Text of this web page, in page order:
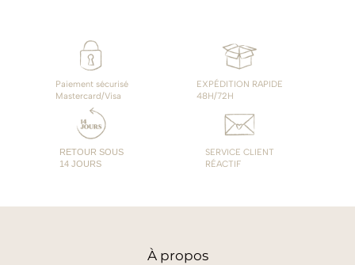
Paiement sécurisé
Mastercard/Visa
EXPÉDITION RAPIDE
48H/72H
RETOUR SOUS
14 JOURS
SERVICE CLIENT
RÉACTIF
Àpropos